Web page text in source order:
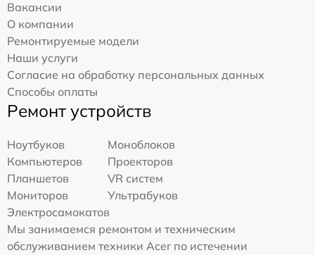
Вакансии
О компании
Ремонтируемые модели
Наши услуги
Согласие на обработку персональных данных
Способы оплаты
Ремонт устройств
Ноутбуков
Моноблоков
Компьютеров
Проекторов
Планшетов
VR систем
Мониторов
Ультрабуков
Электросамокатов
Мы занимаемся ремонтом и техническим
обслуживанием техники Acer по истечении